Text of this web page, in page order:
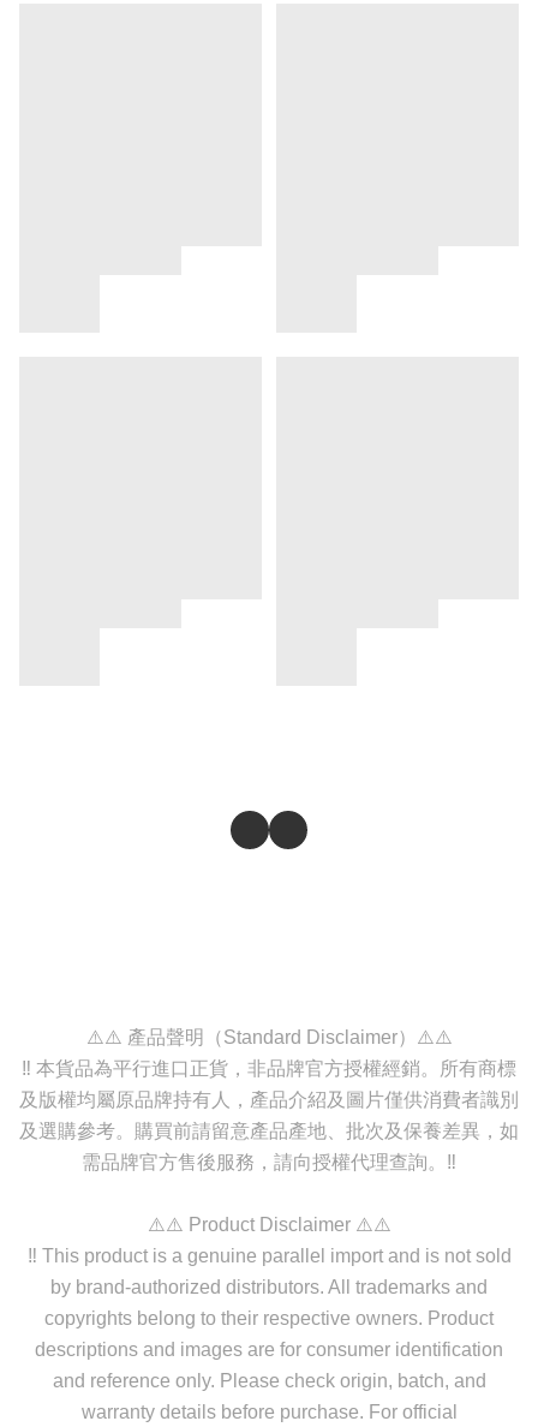
⚠️⚠️ 產品聲明（Standard Disclaimer）⚠️⚠️
‼️ 本貨品為平行進口正貨，非品牌官方授權經銷。所有商標
及版權均屬原品牌持有人，產品介紹及圖片僅供消費者識別
及選購參考。購買前請留意產品產地、批次及保養差異，如
需品牌官方售後服務，請向授權代理查詢。‼️
⚠️⚠️ Product Disclaimer ⚠️⚠️
‼️ This product is a genuine parallel import and is not sold
by brand-authorized distributors. All trademarks and
copyrights belong to their respective owners. Product
descriptions and images are for consumer identification
and reference only. Please check origin, batch, and
warranty details before purchase. For official